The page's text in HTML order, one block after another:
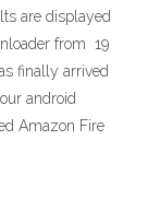
are displayed
from 19
finally arrived
android
Amazon Fire